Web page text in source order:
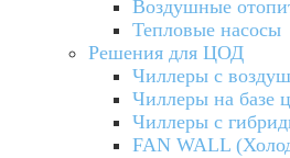
Воздушные
Тепловые насосы
Решения для ЦОД
Чиллеры с
Чиллеры на базе
Чиллеры с
FAN WALL